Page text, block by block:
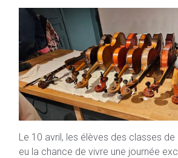
Le 10 avril, les élèves des classes
eu la chance de vivre une journée